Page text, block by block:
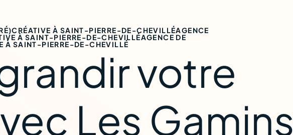
de-Chevillé
À SAINT-PIERRE-DE-CHEVILLÉAGENCE
À SAINT-PIERRE-DE-CHEVILLÉAGENCE DE
À SAINT-PIERRE-DE-CHEVILLÉ
votre
Les Gamins